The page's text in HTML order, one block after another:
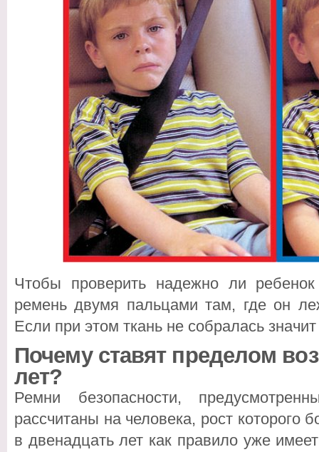
Чтобы проверить надежно ли ребенок
ремень двумя пальцами там, где он
Если при этом ткань не собралась
Почему ставят пределом
лет?
Ремни безопасности,
рассчитаны на человека, рост которого
в двенадцать лет как правило уже